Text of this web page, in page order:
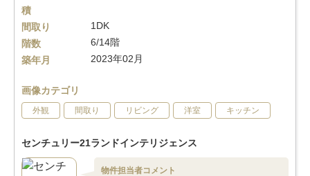
積
間取り
1DK
階数
6/14階
築年月
2023年02月
画像カテゴリ
外観 間取り リビング 洋室 キッチン
センチュリー21ランドインテリジェンス
物件担当者コメント